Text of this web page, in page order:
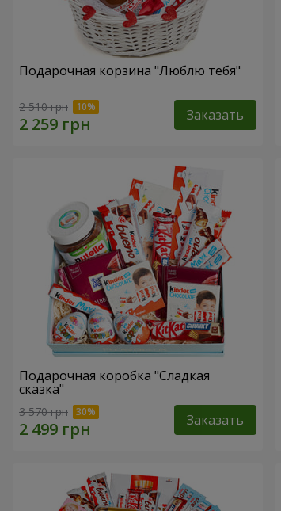
Подарочная корзина "Люблю тебя"
2 510 грн Заказать
Подарочная коробка "Сладкая
сказка"
3 570 грн Заказать